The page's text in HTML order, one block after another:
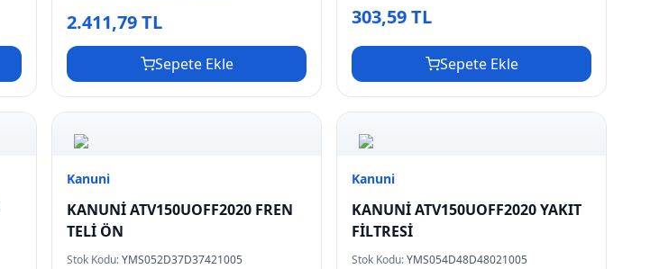
2.411,79 TL
Sepete Ekle
303,59 TL
Sepete Ekle
Kanuni
KANUNİ ATV150UOFF2020 FREN
TELİ ÖN
Stok Kodu:YMS052D37D37421005
Kanuni
KANUNİ ATV150UOFF2020 YAKIT
FİLTRESİ
Stok Kodu:YMS054D48D48021005